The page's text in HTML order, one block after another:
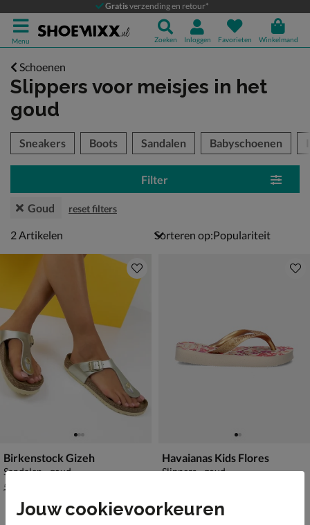
Gratisverzending en retour*
Menu Zoeken Inloggen Favorieten Winkelmand
Schoenen
Slippers voor meisjes in het
goud
over
Sneakers Boots Sandalen Babyschoenen
Filter
Goud reset filters
2 artikelen
2Artikelen Sorteren op:
Birkenstock Gizeh
Sandalen - goud
van € 59,99 voor € 41,99
59
Havaianas Kids Flores
Slippers - goud
Jouw cookievoorkeuren